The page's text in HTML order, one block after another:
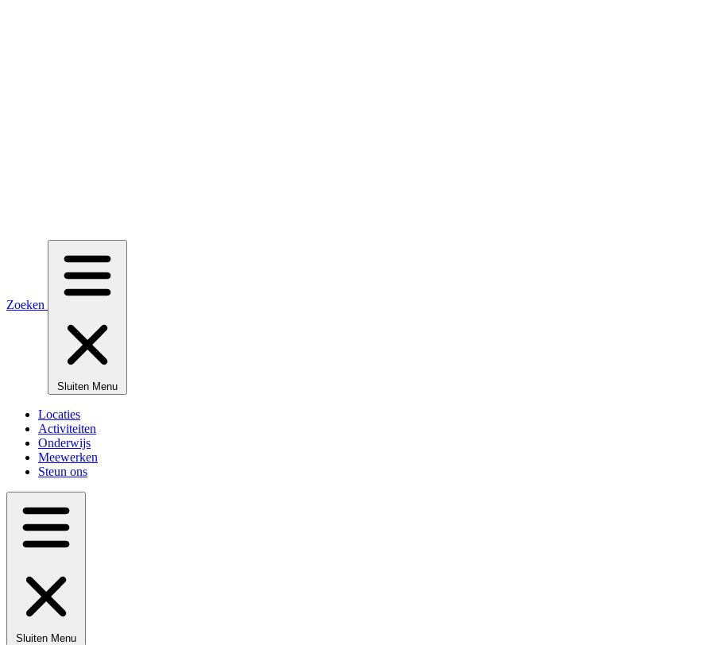
Zoeken
Sluiten Menu
Locaties
Activiteiten
Onderwijs
Meewerken
Steun ons
Sluiten Menu